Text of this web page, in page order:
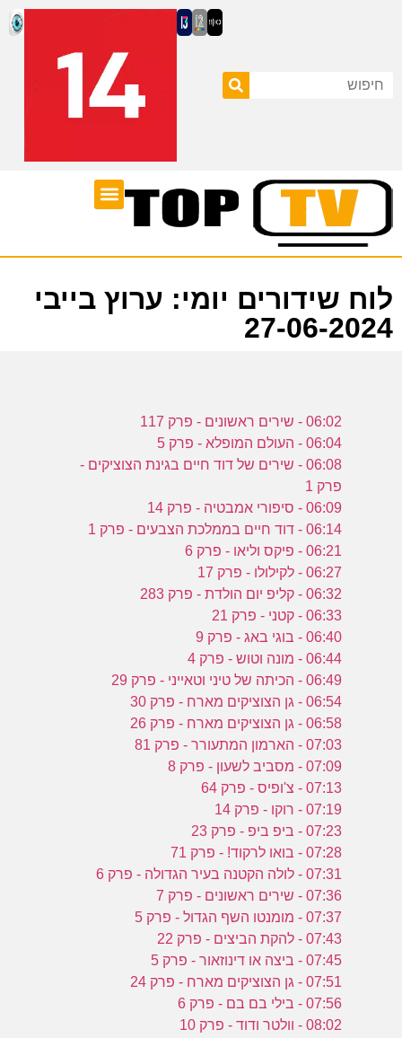
לוח שידורים יומי: ערוץ בייבי
27-06-2024
06:02 - שירים ראשונים - פרק 117
06:04 - העולם המופלא - פרק 5
06:08 - שירים של דוד חיים בגינת הצוציקים -
פרק 1
06:09 - סיפורי אמבטיה - פרק 14
06:14 - דוד חיים בממלכת הצבעים - פרק 1
06:21 - פיקס וליאו - פרק 6
06:27 - לקילולו - פרק 17
06:32 - קליפ יום הולדת - פרק 283
06:33 - קטני - פרק 21
06:40 - בוגי באג - פרק 9
06:44 - מונה וטוש - פרק 4
06:49 - הכיתה של טיני וטאייני - פרק 29
06:54 - גן הצוציקים מארח - פרק 30
06:58 - גן הצוציקים מארח - פרק 26
07:03 - הארמון המתעורר - פרק 81
07:09 - מסביב לשעון - פרק 8
07:13 - צ'ופיס - פרק 64
07:19 - רוקו - פרק 14
07:23 - ביפ ביפ - פרק 23
07:28 - בואו לרקוד! - פרק 71
07:31 - לולה הקטנה בעיר הגדולה - פרק 6
07:36 - שירים ראשונים - פרק 7
07:37 - מומנטו השף הגדול - פרק 5
07:43 - להקת הביצים - פרק 22
07:45 - ביצה או דינוזאור - פרק 5
07:51 - גן הצוציקים מארח - פרק 24
07:56 - בילי בם בם - פרק 6
08:02 - וולטר ודוד - פרק 10